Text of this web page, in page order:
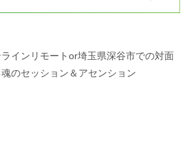
インリモートor埼玉県深谷市での対面
のセッション＆アセンション